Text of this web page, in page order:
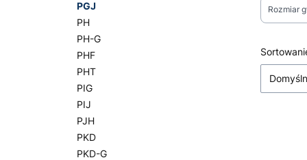
PGJ
PH
PH-G
PHF
PHT
PIG
PIJ
PJH
PKD
PKD-G
Rozmiar
Lista